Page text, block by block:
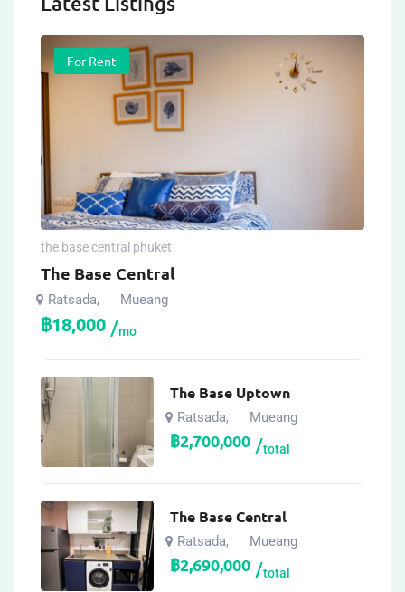
For Rent
the base central phuket
The Base Central
Ratsada, Mueang
฿18,000 mo
The Base Uptown
Ratsada, Mueang
฿2,700,000 total
The Base Central
Ratsada, Mueang
฿2,690,000 total